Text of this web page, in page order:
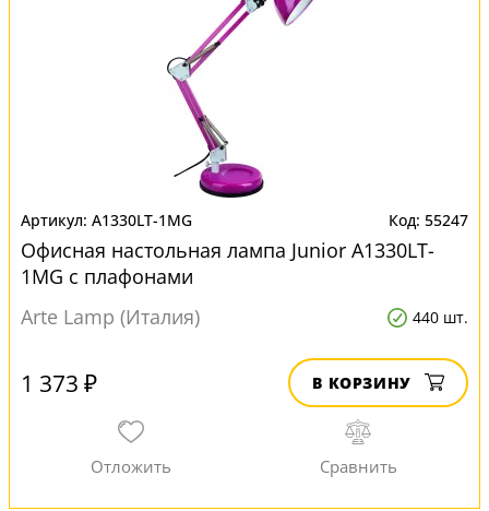
A1330LT-1MG 55247
Офисная настольная лампа Junior A1330LT-
1MG с плафонами
Arte Lamp (Италия)
440 шт.
1 373 ₽ В КОРЗИНУ